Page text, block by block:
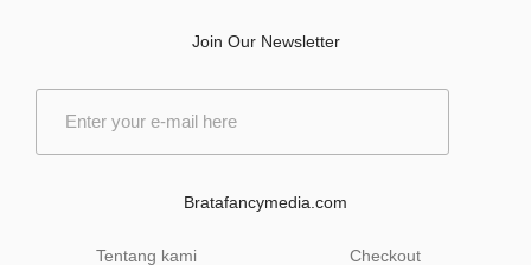
Join Our Newsletter
Bratafancymedia.com
Tentang kami
Checkout